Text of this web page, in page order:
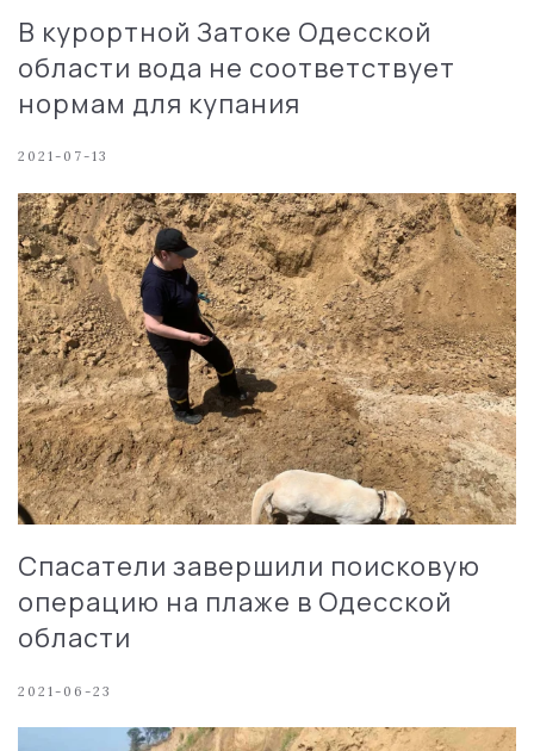
В курортной Затоке Одесской
области вода не соответствует
нормам для купания
2021-07-13
Спасатели завершили поисковую
операцию на плаже в Одесской
области
2021-06-23